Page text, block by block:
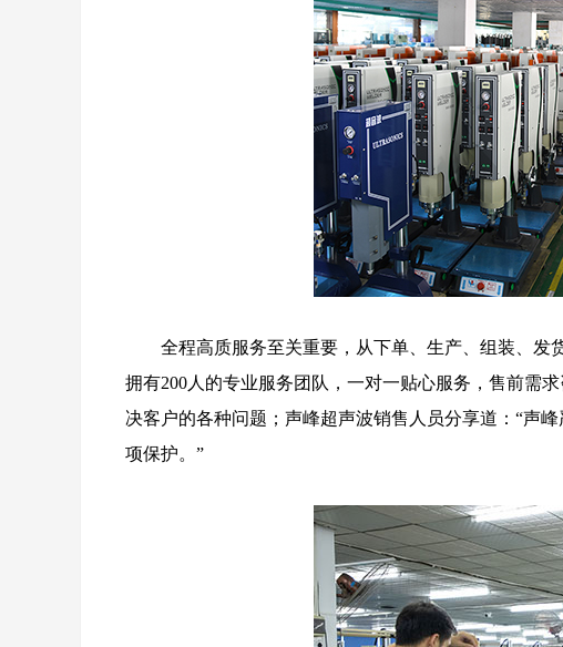
全程高质服务至关重要，从下单、生产、组装、发
拥有200人的专业服务团队，一对一贴心服务，售前需
决客户的各种问题；声峰超声波销售人员分享道：“声
项保护。”